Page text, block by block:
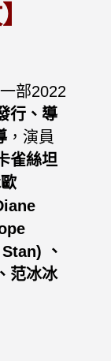
部2022
行、導
，演員
雀絲坦
、
范冰冰